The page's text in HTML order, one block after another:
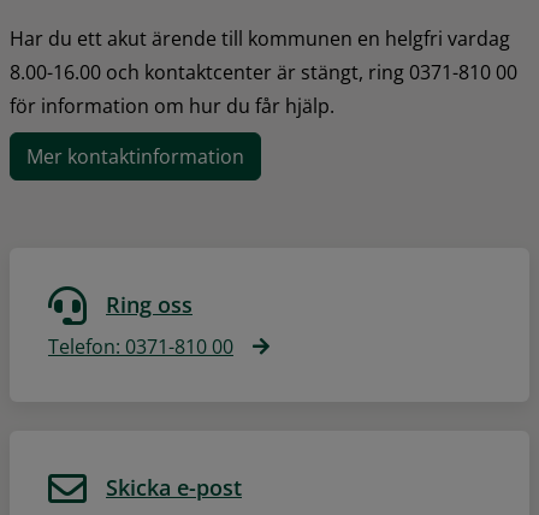
Har du ett akut ärende till kommunen en helgfri vardag
8.00-16.00 och kontaktcenter är stängt, ring 0371-810 00
för information om hur du får hjälp.
Mer kontaktinformation
Ring oss
Telefon: 0371-810 00
Skicka e-post